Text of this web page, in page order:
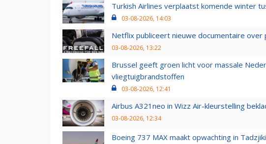
Turkish Airlines verplaatst komende winter
03-08-2026, 14:03
Netflix publiceert nieuwe documentaire over
03-08-2026, 13:22
Brussel geeft groen licht voor massale
vliegtuigbrandstoffen
03-08-2026, 12:41
Airbus A321neo in Wizz Air-kleurstelling
03-08-2026, 12:34
Boeing 737 MAX maakt opwachting in